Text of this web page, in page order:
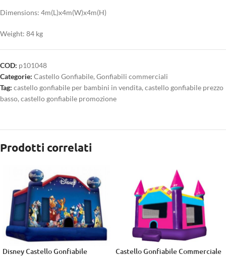
Dimensions: 4m(L)x4m(W)x4m(H)
Weight: 84 kg
COD: p101048
Categorie: Castello Gonfiabile, Gonfiabili commerciali
Tag: castello gonfiabile per bambini in vendita, castello gonfiabile prezzo
basso, castello gonfiabile promozione
Prodotti correlati
Disney Castello Gonfiabile Castello Gonfiabile Commerciale